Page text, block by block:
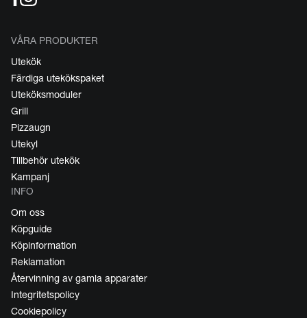
VÅRA PRODUKTER
Utekök
Färdiga utekökspaket
Uteköksmoduler
Grill
Pizzaugn
Utekyl
Tillbehör utekök
Kampanj
INFO
Om oss
Köpguide
Köpinformation
Reklamation
Återvinning av gamla apparater
Integritetspolicy
Cookiepolicy